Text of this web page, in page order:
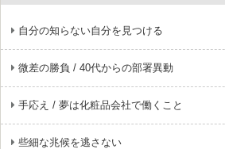
自分の知らない自分を見つける
微差の勝負 / 40代からの部署異動
手応え / 夢は化粧品会社で働くこと
些細な兆候を逃さない